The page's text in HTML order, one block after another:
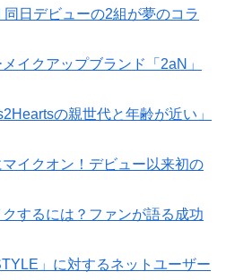
日デビューの2組が夢のコラ
イクアップブランド「2aN」
の親世代と年齢が近い」
イクオン！デビュー以来初の
するには？ファンが語る成功
」に対するネットユーザー